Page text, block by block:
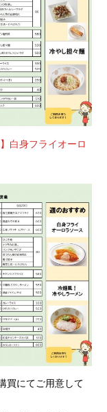
白身フライオーロ
買にてご用意して